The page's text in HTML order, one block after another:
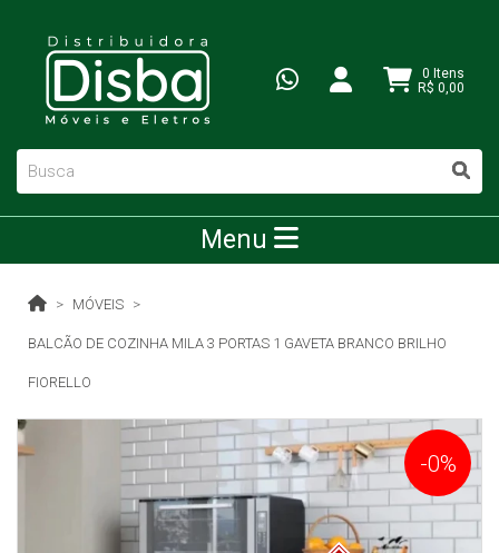
0 Itens
R$ 0,00
Menu
MÓVEIS
BALCÃO DE COZINHA MILA 3 PORTAS 1 GAVETA BRANCO BRILHO
FIORELLO
-0%